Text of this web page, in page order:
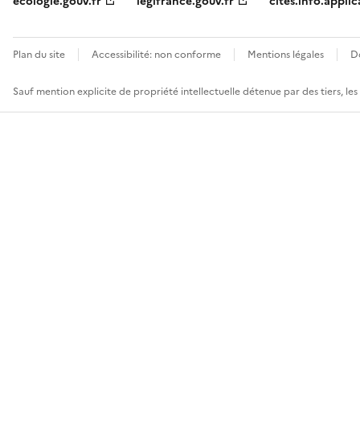
Plan du site Accessibilité: non conforme Mentions légales
Sauf mention explicite de propriété intellectuelle détenue par des tiers,